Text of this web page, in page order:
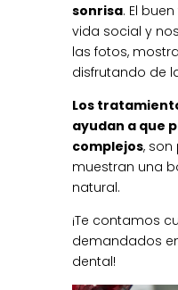
sonrisa. El
vida social y
las fotos,
disfrutando de
Los
ayudan a que
complejos, son
muestran una
natural.
¡Te contamos
demandados
dental!